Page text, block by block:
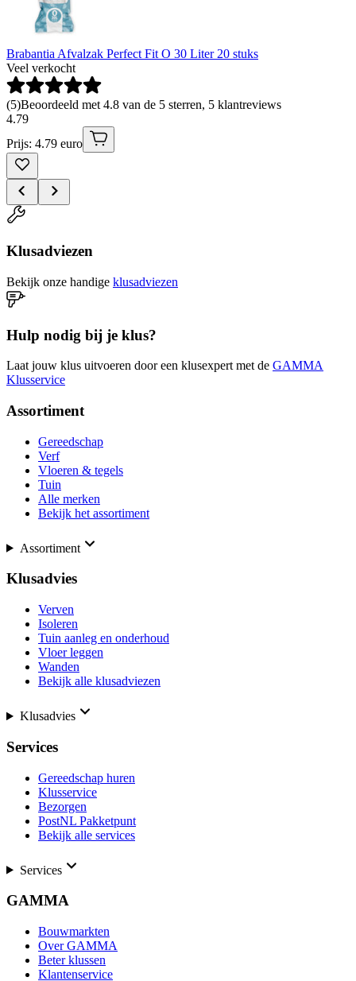
Brabantia Afvalzak Perfect Fit O 30 Liter 20 stuks
Veel verkocht
(5)Beoordeeld met 4.8 van de 5 sterren, 5 klantreviews
4.79
Prijs: 4.79 euro
Klusadviezen
Bekijk onze handige klusadviezen
Hulp nodig bij je klus?
Laat jouw klus uitvoeren door een klusexpert met de GAMMA
Klusservice
Assortiment
Gereedschap
Verf
Vloeren & tegels
Tuin
Alle merken
Bekijk het assortiment
Assortiment
Klusadvies
Verven
Isoleren
Tuin aanleg en onderhoud
Vloer leggen
Wanden
Bekijk alle klusadviezen
Klusadvies
Services
Gereedschap huren
Klusservice
Bezorgen
PostNL Pakketpunt
Bekijk alle services
Services
GAMMA
Bouwmarkten
Over GAMMA
Beter klussen
Klantenservice